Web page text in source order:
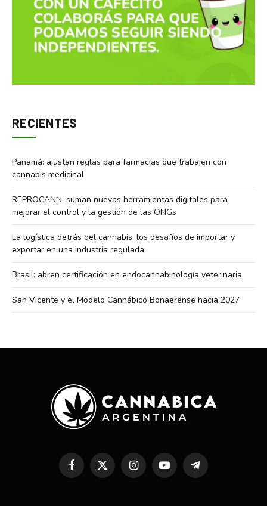
RECIENTES
Panamá: ajustan reglas para farmacias que trabajen con
cannabis medicinal
REPROCANN: suman nuevas herramientas digitales para
mejorar el control y la gestión de las ONGs
La logística detrás del cannabis: los desafíos de importar y
exportar en una industria regulada
Brasil: abren certificación en endocannabinología veterinaria
San Vicente y el Modelo Cannábico Bonaerense hacia 2027
FacebookX
(Twitter)
InstagramYouTubeTelegram